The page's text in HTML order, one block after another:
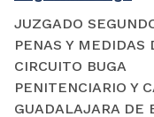
JUZGADO
PENAS Y MEDIDAS
CIRCUITO BUGA
PENITENCIARIO Y
GUADALAJARA DE